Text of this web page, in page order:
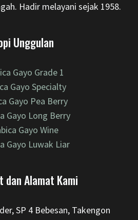
Hadir melayani sejak 1958.
Unggulan
Gayo Grade 1
Gayo Specialty
Gayo Pea Berry
Gayo Long Berry
Gayo Wine
Gayo Luwak Liar
dan Alamat Kami
SP 4 Bebesan, Takengon